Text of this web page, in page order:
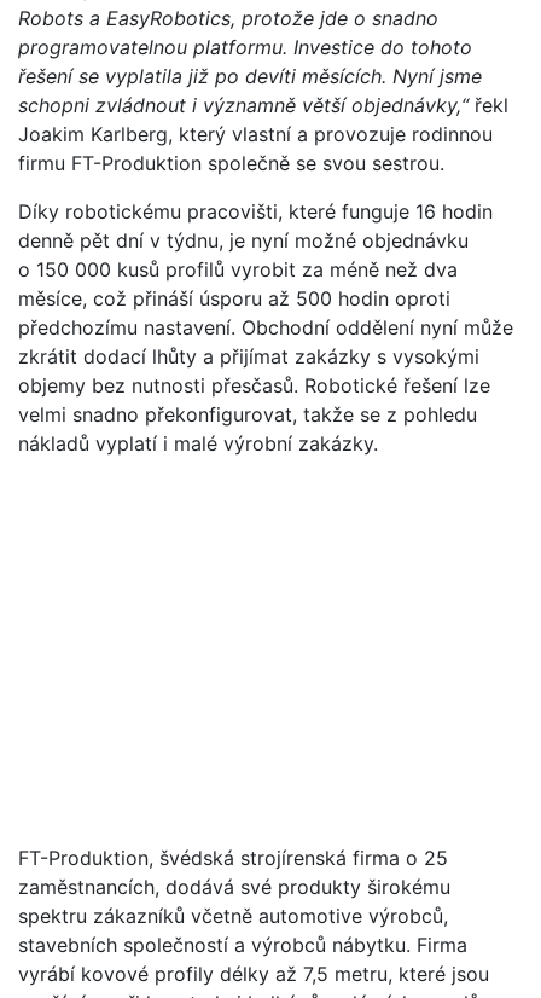
Robots a EasyRobotics, protože jde o snadno
programovatelnou platformu. Investice do tohoto
řešení se vyplatila již po devíti měsících. Nyní jsme
schopni zvládnout i významně větší objednávky,“řekl
Joakim Karlberg, který vlastní a provozuje rodinnou
firmu FT-Produktion společně se svou sestrou.
Díky robotickému pracovišti, které funguje 16 hodin
denně pět dní v týdnu, je nyní možné objednávku
o 150 000 kusů profilů vyrobit za méně než dva
měsíce, což přináší úsporu až 500 hodin oproti
předchozímu nastavení. Obchodní oddělení nyní může
zkrátit dodací lhůty a přijímat zakázky s vysokými
objemy bez nutnosti přesčasů. Robotické řešení lze
velmi snadno překonfigurovat, takže se z pohledu
nákladů vyplatí i malé výrobní zakázky.
FT-Produktion, švédská strojírenská firma o 25
zaměstnancích, dodává své produkty širokému
spektru zákazníků včetně automotive výrobců,
stavebních společností a výrobců nábytku. Firma
vyrábí kovové profily délky až 7,5 metru, které jsou